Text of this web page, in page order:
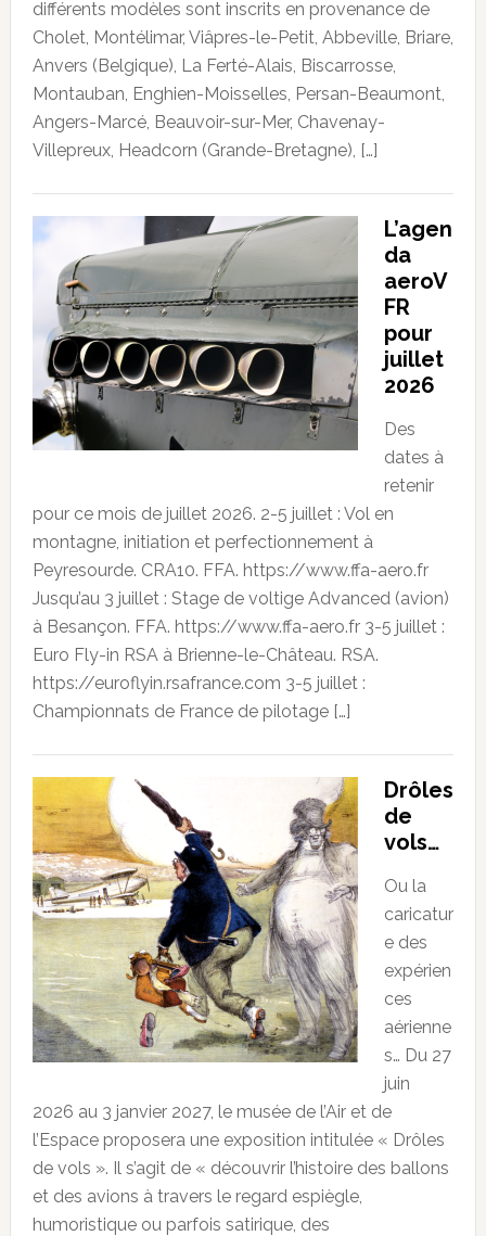
différents modèles sont inscrits en provenance de
Cholet, Montélimar, Viâpres-le-Petit, Abbeville, Briare,
Anvers (Belgique), La Ferté-Alais, Biscarrosse,
Montauban, Enghien-Moisselles, Persan-Beaumont,
Angers-Marcé, Beauvoir-sur-Mer, Chavenay-
Villepreux, Headcorn (Grande-Bretagne), […]
L’agen
da
aeroV
FR
pour
juillet
2026
Des
dates à
retenir
pour ce mois de juillet 2026. 2-5 juillet : Vol en
montagne, initiation et perfectionnement à
Peyresourde. CRA10. FFA. https://www.ffa-aero.fr
Jusqu’au 3 juillet : Stage de voltige Advanced (avion)
à Besançon. FFA. https://www.ffa-aero.fr 3-5 juillet :
Euro Fly-in RSA à Brienne-le-Château. RSA.
https://euroflyin.rsafrance.com 3-5 juillet :
Championnats de France de pilotage […]
Drôles
de
vols…
Ou la
caricatur
e des
expérien
ces
aérienne
s… Du 27
juin
2026 au 3 janvier 2027, le musée de l’Air et de
l’Espace proposera une exposition intitulée « Drôles
de vols ». Il s’agit de « découvrir l’histoire des ballons
et des avions à travers le regard espiègle,
humoristique ou parfois satirique, des